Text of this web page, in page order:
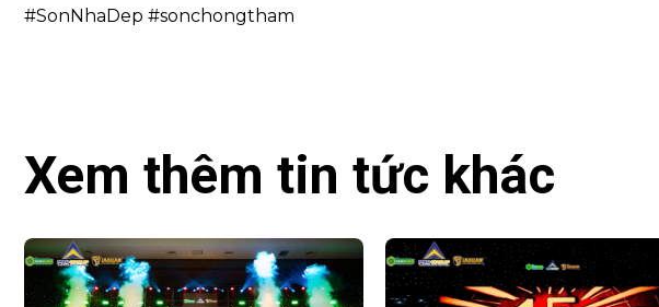
#SonNhaDep #sonchongtham
Xem thêm tin tức khác